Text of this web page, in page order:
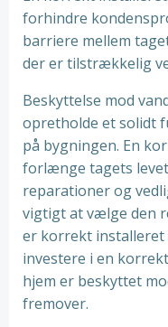
forhindre
barriere mellem
der er tilstrækkelig
Beskyttelse mod
opretholde et solidt
på bygningen. En
forlænge tagets
reparationer og
vigtigt at vælge den
er korrekt installeret
investere i en
hjem er beskyttet
fremover.